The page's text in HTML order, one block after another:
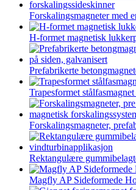
Forskalingsmagneter med
H-formet magnetisk
Prefabrikerte
Trapesformet
Forskalingsmagneter,
Rektangulære
Magfly AP Sideformede